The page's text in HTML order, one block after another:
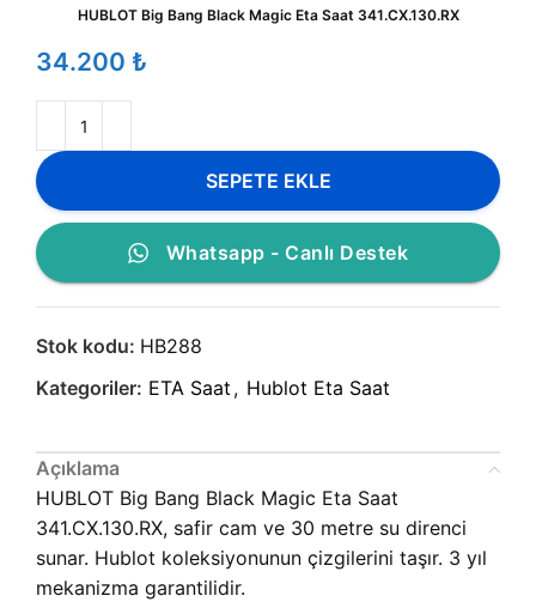
HUBLOT Big Bang Black Magic Eta Saat 341.CX.130.RX
₺
SEPETE EKLE
Whatsapp - Canlı Destek
Stok kodu: HB288
Kategoriler: ETA Saat , Hublot Eta Saat
Açıklama
HUBLOT Big Bang Black Magic Eta Saat
341.CX.130.RX, safir cam ve 30 metre su direnci
sunar. Hublot koleksiyonunun çizgilerini taşır. 3 yıl
mekanizma garantilidir.